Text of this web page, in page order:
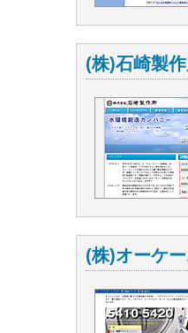
(株)石崎製
(株)オーケ